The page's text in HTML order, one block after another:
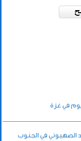
الصهيوني في الجنوب